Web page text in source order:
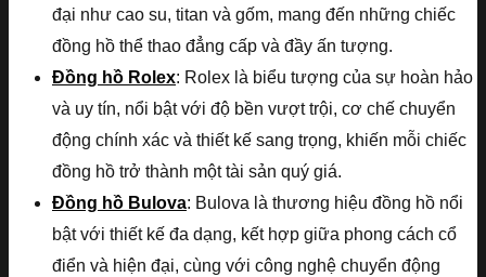
đại như cao su, titan và gốm, mang đến những chiếc
đồng hồ thể thao đẳng cấp và đầy ấn tượng.
Đồng hồ Rolex: Rolex là biểu tượng của sự hoàn hảo
và uy tín, nổi bật với độ bền vượt trội, cơ chế chuyển
động chính xác và thiết kế sang trọng, khiến mỗi chiếc
đồng hồ trở thành một tài sản quý giá.
Đồng hồ Bulova: Bulova là thương hiệu đồng hồ nổi
bật với thiết kế đa dạng, kết hợp giữa phong cách cổ
điển và hiện đại, cùng với công nghệ chuyển động